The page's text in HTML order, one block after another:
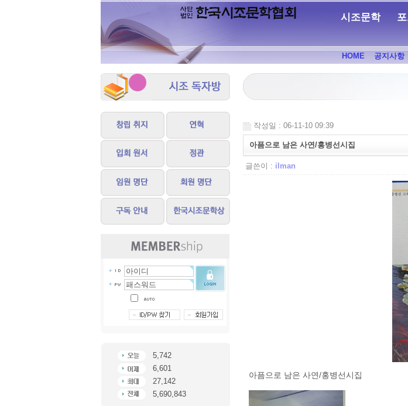
시조문학
HOME 공지사항
5,742
6,601
27,142
5,690,843
작성일 : 06-11-10 09:39
아픔으로 남은 사연/홍병선시집
글쓴이 : ilman
아픔으로 남은 사연/홍병선시집